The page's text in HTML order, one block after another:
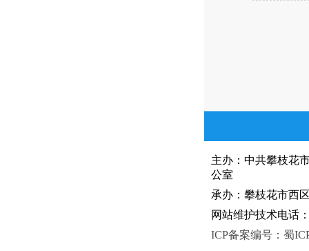
主办：中共攀枝
公室
承办：攀枝花市西
网站维护技术电话
ICP备案编号：蜀